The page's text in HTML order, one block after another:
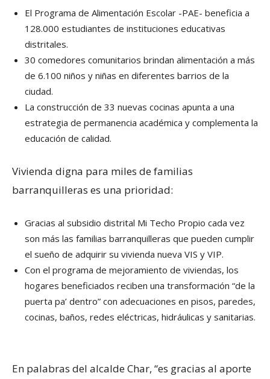
El Programa de Alimentación Escolar -PAE- beneficia a
128.000 estudiantes de instituciones educativas
distritales.
30 comedores comunitarios brindan alimentación a más
de 6.100 niños y niñas en diferentes barrios de la
ciudad.
La construcción de 33 nuevas cocinas apunta a una
estrategia de permanencia académica y complementa la
educación de calidad.
Vivienda digna para miles de familias
barranquilleras es una prioridad:
Gracias al subsidio distrital Mi Techo Propio cada vez
son más las familias barranquilleras que pueden cumplir
el sueño de adquirir su vivienda nueva VIS y VIP.
Con el programa de mejoramiento de viviendas, los
hogares beneficiados reciben una transformación “de la
puerta pa’ dentro” con adecuaciones en pisos, paredes,
cocinas, baños, redes eléctricas, hidráulicas y sanitarias.
En palabras del alcalde Char, “es gracias al aporte